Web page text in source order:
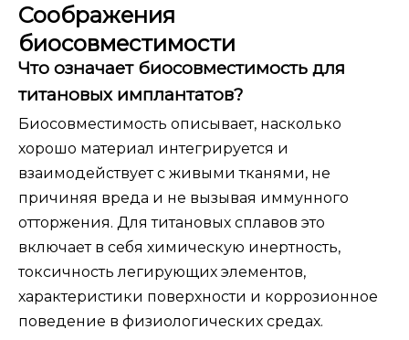
Соображения
биосовместимости
Что означает биосовместимость для
титановых имплантатов?
Биосовместимость описывает, насколько
хорошо материал интегрируется и
взаимодействует с живыми тканями, не
причиняя вреда и не вызывая иммунного
отторжения. Для титановых сплавов это
включает в себя химическую инертность,
токсичность легирующих элементов,
характеристики поверхности и коррозионное
поведение в физиологических средах.